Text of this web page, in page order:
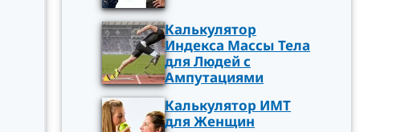
Калькулятор
Индекса Массы Тела
для Людей с
Ампутациями
Калькулятор ИМТ
для Женщин